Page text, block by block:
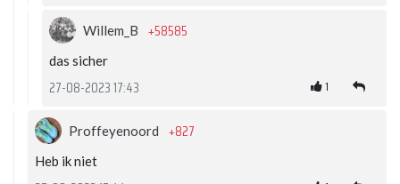
Willem_B +58585
das sicher
27-08-2023 17:43 1
Proffeyenoord +827
Heb ik niet